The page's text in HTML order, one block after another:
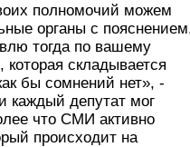
полномочий можем
органы с
тогда по вашему
складывается
бы сомнений нет», -
каждый депутат мог
что СМИ активно
происходит на